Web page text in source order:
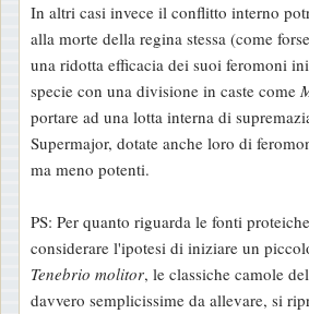
In altri casi invece il conflitto interno
alla morte della regina stessa (come
una ridotta efficacia dei suoi feromoni
specie con una divisione in caste come
portare ad una lotta interna di
Supermajor, dotate anche loro di
ma meno potenti.
PS: Per quanto riguarda le fonti
considerare l'ipotesi di iniziare un
Tenebrio molitor, le classiche camole
davvero semplicissime da allevare, si